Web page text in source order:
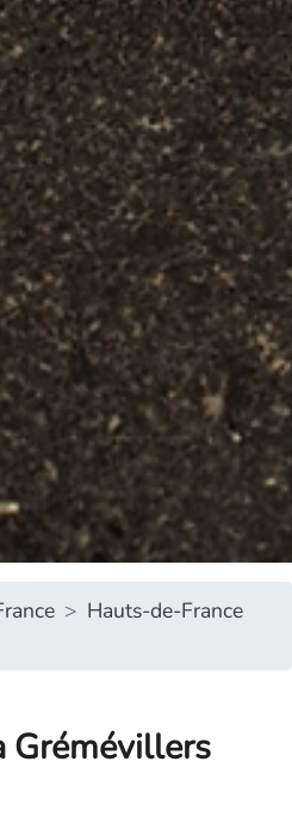
Hauts-de-France
Grémévillers